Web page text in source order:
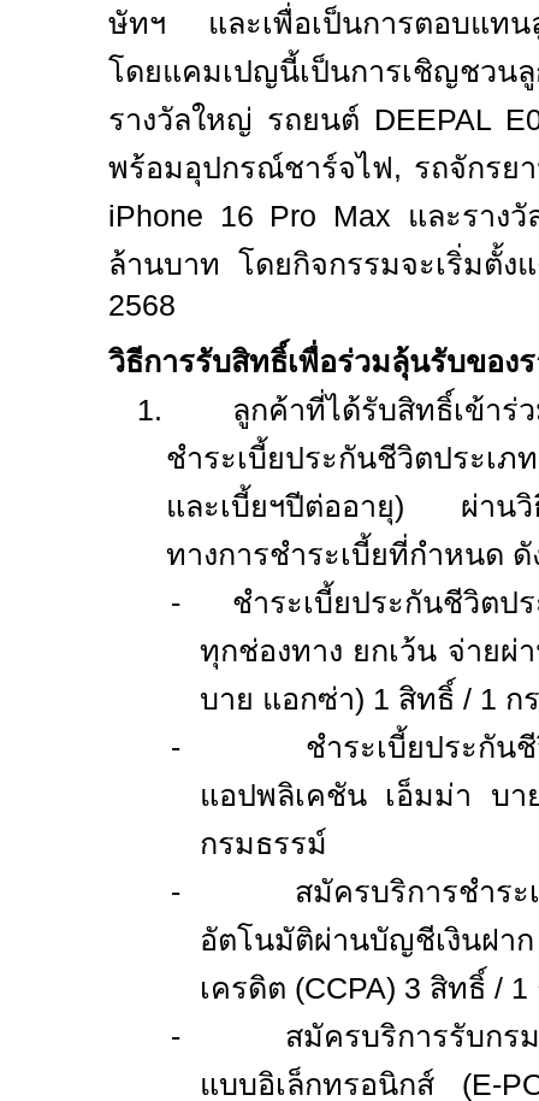
ษัทฯ
และเพื่อเป็นการตอบแ
โดยแคมเปญนี้เป็นการเชิญชวน
รางวัลใหญ่ รถยนต์ DEEPAL
พร้อมอุปกรณ์ชาร์จไฟ, รถจักรย
iPhone 16 Pro Max และราง
ล้านบาท โดยกิจกรรมจะเริ่มตั้
2568
วิธีการรับสิทธิ์เพื่อร่วมลุ้นรับของร
1.
ลูกค้าที่ได้รับสิทธิ์เข้าร่
ชำระเบี้ยประกันชีวิตประเ
และเบี้ยฯปีต่ออายุ) ผ่าน
ทางการชำระเบี้ยที่กำหนด ดั
-
ชำระเบี้ยประกันชีวิตป
ทุกช่องทาง ยกเว้น จ่ายผ่
บาย แอกซ่า) 1 สิทธิ์ / 1 ก
-
ชำระเบี้ยประกัน
แอปพลิเคชัน เอ็มม่า บ
กรมธรรม์
-
สมัครบริการชำร
อัตโนมัติผ่านบัญชีเงินฝา
เครดิต (CCPA) 3 สิทธิ์ / 1
-
สมัครบริการรับกร
แบบอิเล็กทรอนิกส์ (E-